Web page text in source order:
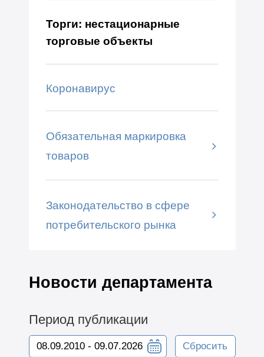
Торги: нестационарные
торговые объекты
Коронавирус
Обязательная маркировка
товаров
Законодательство в сфере
потребительского рынка
Новости департамента
Период публикации
Сбросить